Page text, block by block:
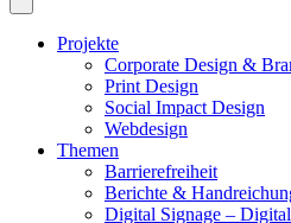
Projekte
Corporate Design &
Print Design
Social Impact Design
Webdesign
Themen
Barrierefreiheit
Berichte &
Digital Signage –